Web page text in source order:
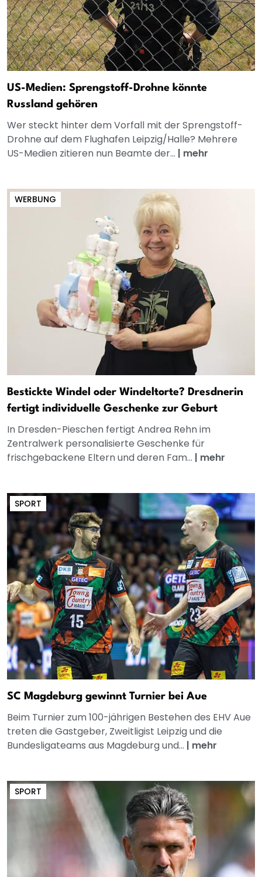
US-Medien: Sprengstoff-Drohne könnte
Russland gehören
Wer steckt hinter dem Vorfall mit der Sprengstoff-
Drohne auf dem Flughafen Leipzig/Halle? Mehrere
US-Medien zitieren nun Beamte der... | mehr
WERBUNG
Bestickte Windel oder Windeltorte? Dresdnerin
fertigt individuelle Geschenke zur Geburt
In Dresden-Pieschen fertigt Andrea Rehn im
Zentralwerk personalisierte Geschenke für
frischgebackene Eltern und deren Fam... | mehr
SPORT
SC Magdeburg gewinnt Turnier bei Aue
Beim Turnier zum 100-jährigen Bestehen des EHV Aue
treten die Gastgeber, Zweitligist Leipzig und die
Bundesligateams aus Magdeburg und... | mehr
SPORT